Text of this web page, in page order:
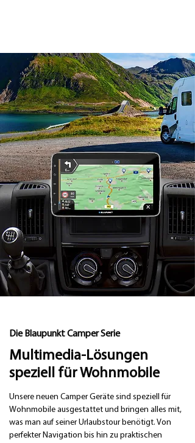
Die Blaupunkt Camper Serie
Multimedia-Lösungen
speziell für Wohnmobile
Unsere neuen Camper Geräte sind speziell für
Wohnmobile ausgestattet und bringen alles mit,
was man auf seiner Urlaubstour benötigt. Von
perfekter Navigation bis hin zu praktischen